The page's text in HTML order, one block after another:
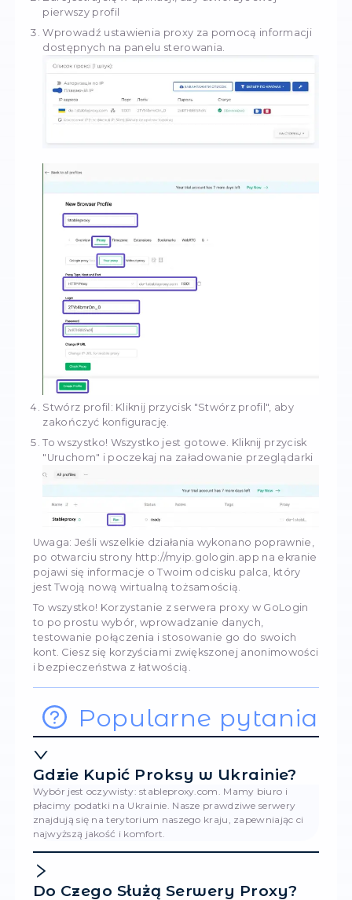
co pozwala użytkownikom upraszczać
powtarzających się zadań i oszczędzać czas.
tworzyć i planować automatyczne akcje,
po stronach internetowych i interakcje z
formularzami internetowymi.
Ogólnie rzecz biorąc, GoLogin to
palców" przeglądarek i zarządzania kontami,
pozwala osobom prywatnym i firmom
pracować w Internecie, zwiększać prywatność i
wydajność.
Jak używać proxy
GoLogin?
Oto prosta instrukcja, jak korzystać z proxy w
Uruchom GoLogin: Otwórz GoLogin
Zarejestruj się w aplikacji, aby utworzyć swój
pierwszy profil
Wprowadź ustawienia proxy za pomocą
dostępnych na panelu sterowania.